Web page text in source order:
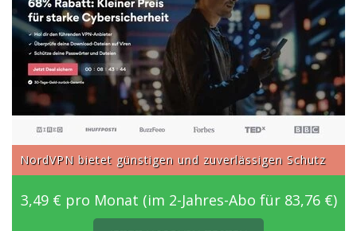
NordVPN bietet günstigen und zuverlässigen Schutz
3,49 € pro Monat (im 2-Jahres-Abo für 83,76 €)